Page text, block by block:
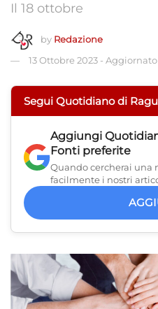
Il 18 ottobre
by Redazione
13 Ottobre 2023 - Aggiornato
Segui Quotidiano di
Aggiungi
Fonti preferite
Quando cercherai una
facilmente i nostri